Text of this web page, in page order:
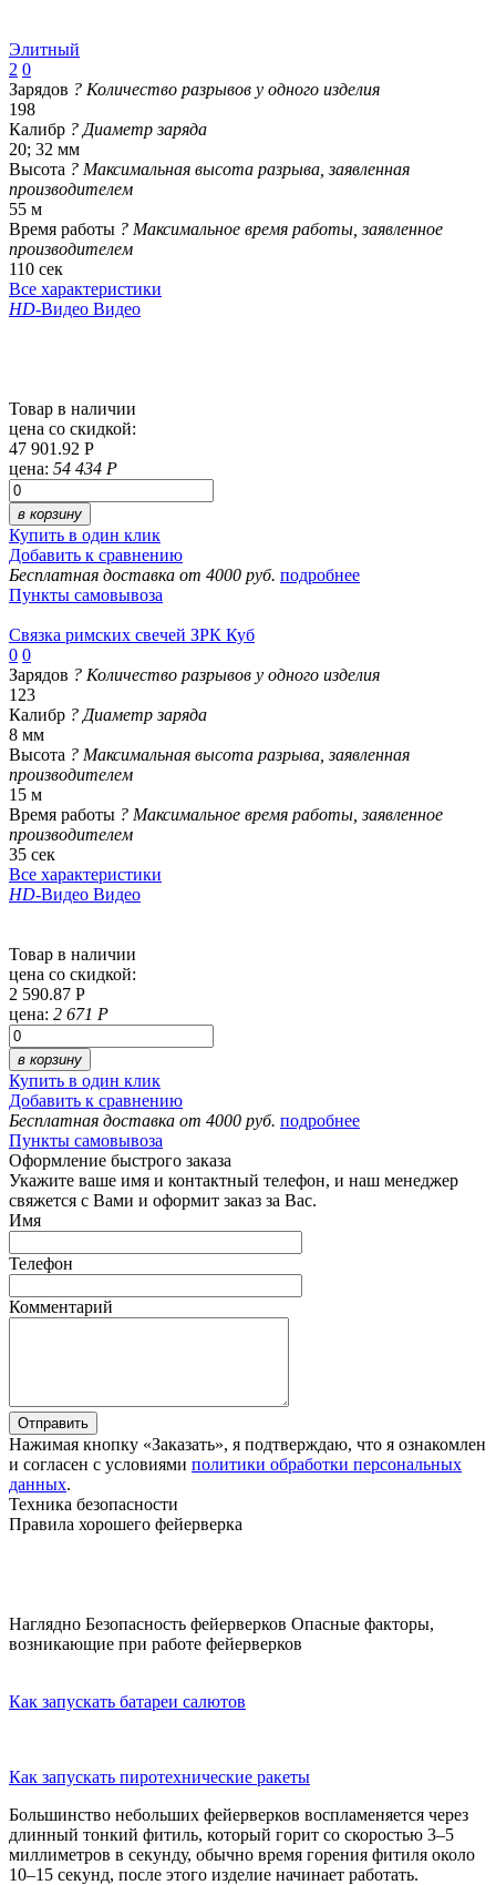
Элитный
2 0
Зарядов ? Количество разрывов у одного изделия
198
Калибр ? Диаметр заряда
20; 32 мм
Высота ? Максимальная высота разрыва, заявленная
производителем
55 м
Время работы ? Максимальное время работы, заявленное
производителем
110 сек
Все характеристики
HD-Видео Видео
Товар в наличии
цена со скидкой:
47 901.92 Р
цена: 54 434 Р
в корзину
Купить в один клик
Добавить к сравнению
Бесплатная доставка от 4000 руб. подробнее
Пункты самовывоза
Связка римских свечей ЗРК Куб
0 0
Зарядов ? Количество разрывов у одного изделия
123
Калибр ? Диаметр заряда
8 мм
Высота ? Максимальная высота разрыва, заявленная
производителем
15 м
Время работы ? Максимальное время работы, заявленное
производителем
35 сек
Все характеристики
HD-Видео Видео
Товар в наличии
цена со скидкой:
2 590.87 Р
цена: 2 671 Р
в корзину
Купить в один клик
Добавить к сравнению
Бесплатная доставка от 4000 руб. подробнее
Пункты самовывоза
Оформление быстрого заказа
Укажите ваше имя и контактный телефон, и наш менеджер
свяжется с Вами и оформит заказ за Вас.
Имя
Телефон
Комментарий
Отправить
Нажимая кнопку «Заказать», я подтверждаю, что я ознакомлен
и согласен с условиями политики обработки персональных
данных.
Техника безопасности
Правила хорошего фейерверка
Наглядно Безопасность фейерверков Опасные факторы,
возникающие при работе фейерверков
Как запускать батареи салютов
Как запускать пиротехнические ракеты
Большинство небольших фейерверков воспламеняется через
длинный тонкий фитиль, который горит со скоростью 3–5
миллиметров в секунду, обычно время горения фитиля около
10–15 секунд, после этого изделие начинает работать.